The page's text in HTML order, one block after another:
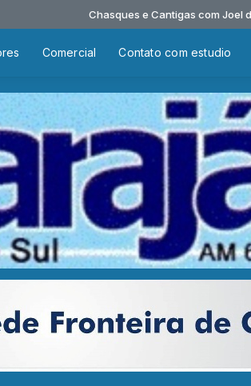
Chasques e Cantigas com Joel de
Comercial Contato com estudio